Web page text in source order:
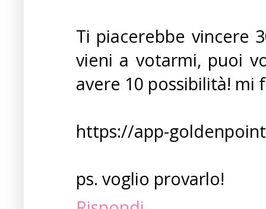
Ti piacerebbe vincere
vieni a votarmi, puoi
avere 10 possibilità! mi
https://app-
ps. voglio provarlo!